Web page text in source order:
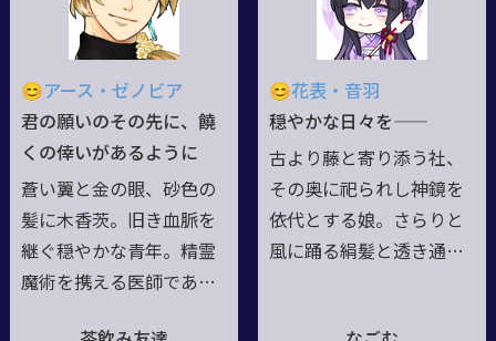
し、老いて今尚武者修行
を続ける男。性格は概ね
見目の通りなれど、獣や
童には存外弱く、意外な
一面も覗かせる。五常を
堂々たる真向勝負を好
む。
気分次第で千変万化。基
本は野狐風の尾を持つ小
洒落た青年姿をとるも、
其すらも生まれ持ったモ
じては気儘に遊び回り、
😊アース・ゼノビア
君の願いのその先に、饒
くの倖いがあるように
蒼い翼と金の眼、砂色の
髪に木香茨。旧き血脈を
継ぐ穏やかな青年。精霊
魔術を携える医師であ
😊花表・音羽
穏やかな日々を――
古より藤と寄り添う社、
その奥に祀られし神鏡を
依代とする娘。さらりと
風に踊る絹髪と透き通る